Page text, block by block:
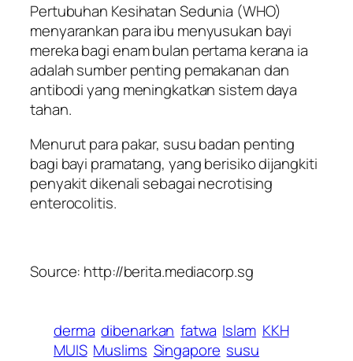
Pertubuhan Kesihatan Sedunia (WHO)
menyarankan para ibu menyusukan bayi
mereka bagi enam bulan pertama kerana ia
adalah sumber penting pemakanan dan
antibodi yang meningkatkan sistem daya
tahan.
Menurut para pakar, susu badan penting
bagi bayi pramatang, yang berisiko dijangkiti
penyakit dikenali sebagai necrotising
enterocolitis.
Source: http://berita.mediacorp.sg
derma dibenarkan fatwa Islam KKH
MUIS Muslims Singapore susu